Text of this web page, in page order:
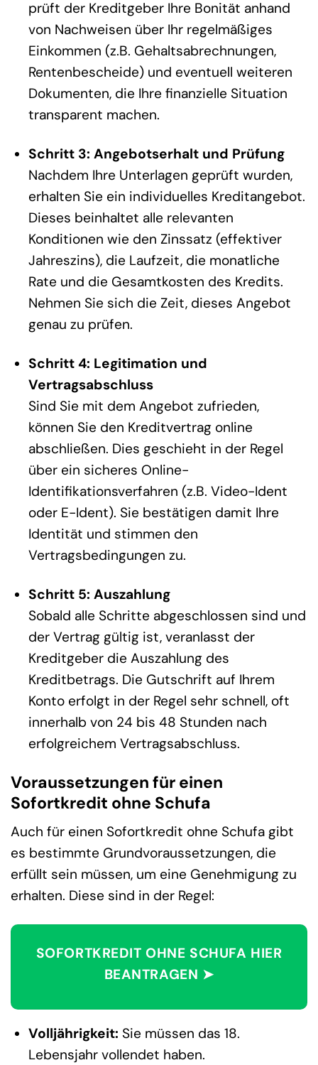
prüft der Kreditgeber Ihre Bonität anhand
von Nachweisen über Ihr regelmäßiges
Einkommen (z.B. Gehaltsabrechnungen,
Rentenbescheide) und eventuell weiteren
Dokumenten, die Ihre finanzielle Situation
transparent machen.
Schritt 3: Angebotserhalt und Prüfung
Nachdem Ihre Unterlagen geprüft wurden,
erhalten Sie ein individuelles Kreditangebot.
Dieses beinhaltet alle relevanten
Konditionen wie den Zinssatz (effektiver
Jahreszins), die Laufzeit, die monatliche
Rate und die Gesamtkosten des Kredits.
Nehmen Sie sich die Zeit, dieses Angebot
genau zu prüfen.
Schritt 4: Legitimation und
Vertragsabschluss
Sind Sie mit dem Angebot zufrieden,
können Sie den Kreditvertrag online
abschließen. Dies geschieht in der Regel
über ein sicheres Online-
Identifikationsverfahren (z.B. Video-Ident
oder E-Ident). Sie bestätigen damit Ihre
Identität und stimmen den
Vertragsbedingungen zu.
Schritt 5: Auszahlung
Sobald alle Schritte abgeschlossen sind und
der Vertrag gültig ist, veranlasst der
Kreditgeber die Auszahlung des
Kreditbetrags. Die Gutschrift auf Ihrem
Konto erfolgt in der Regel sehr schnell, oft
innerhalb von 24 bis 48 Stunden nach
erfolgreichem Vertragsabschluss.
Voraussetzungen für einen
Sofortkredit ohne Schufa
Auch für einen Sofortkredit ohne Schufa gibt
es bestimmte Grundvoraussetzungen, die
erfüllt sein müssen, um eine Genehmigung zu
erhalten. Diese sind in der Regel:
SOFORTKREDIT OHNE SCHUFA HIER
BEANTRAGEN ➤
Volljährigkeit: Sie müssen das 18.
Lebensjahr vollendet haben.